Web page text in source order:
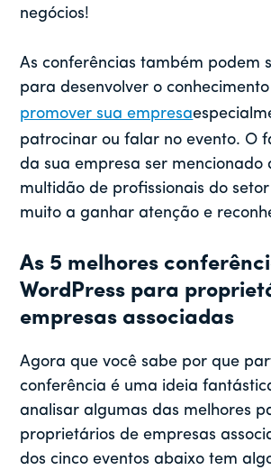
negócios!
As conferências também podem
para desenvolver o
promover sua empresa
patrocinar ou falar no evento. O
da sua empresa ser mencionado
multidão de profissionais do
muito a ganhar atenção e
As 5 melhores
WordPress para
empresas associadas
Agora que você sabe por que
conferência é uma ideia
analisar algumas das melhores
proprietários de empresas
dos cinco eventos abaixo tem